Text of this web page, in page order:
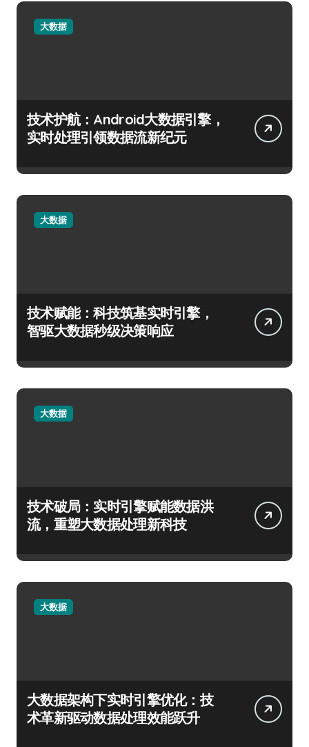
大数据
技术护航：Android大数据引擎，
实时处理引领数据流新纪元
大数据
技术赋能：科技筑基实时引擎，
智驱大数据秒级决策响应
大数据
技术破局：实时引擎赋能数据洪
流，重塑大数据处理新科技
大数据
大数据架构下实时引擎优化：技
术革新驱动数据处理效能跃升